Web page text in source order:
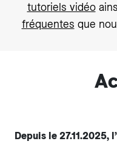
tutoriels vidéo
fréquentes que
Depuis le 27.11.2025,